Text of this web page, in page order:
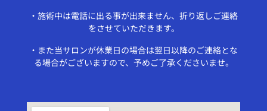
・施術中は電話に出る事が出来ません、折り返しご連絡
をさせていただきます。
・また当サロンが休業日の場合は翌日以降のご連絡とな
る場合がございますので、予めご了承くださいませ。